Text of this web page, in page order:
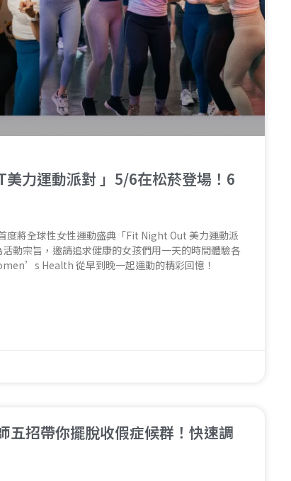
力運動派對 」5/6在松菸登場！6
將全球性女性運動盛典「Fit Night Out 美力運動派
動宗旨，邀請追求健康的女孩們用一天的時間體驗各
Health 從早到晚一起運動的精彩回憶！
五招帶你擺脫收假症候群！快速調